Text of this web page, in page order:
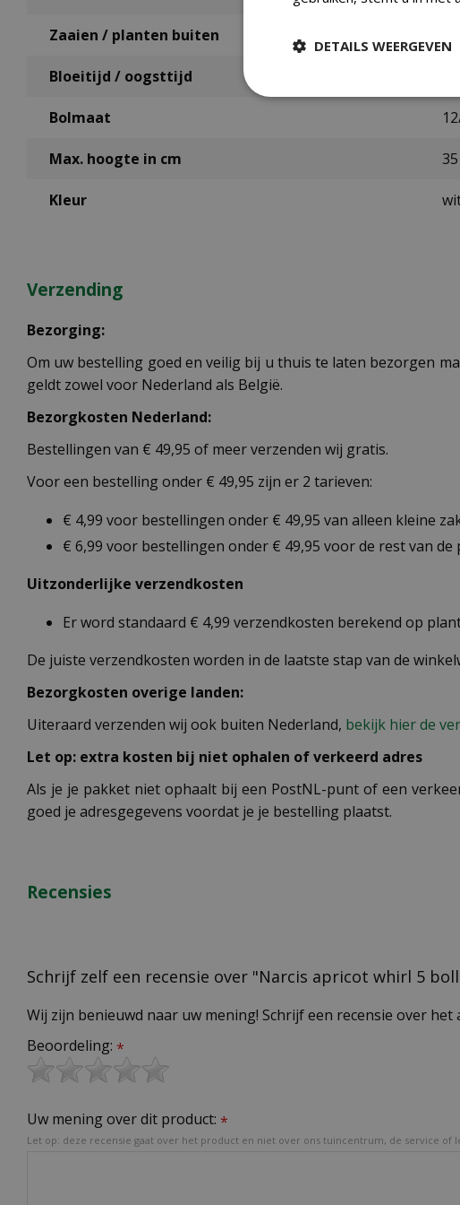
Zaaien / planten buiten
Bloeitijd / oogsttijd
Bolmaat
Max. hoogte in cm
Kleur
Verzending
Bezorging:
Om uw bestelling goed en veilig bij u thuis te laten bezorgen
geldt zowel voor Nederland als België.
Bezorgkosten Nederland:
Bestellingen van € 49,95 of meer verzenden wij gratis.
Voor een bestelling onder € 49,95 zijn er 2 tarieven:
€ 4,99 voor bestellingen onder € 49,95 van alleen kleine
€ 6,99 voor bestellingen onder € 49,95 voor de rest van
Uitzonderlijke verzendkosten
Er word standaard € 4,99 verzendkosten berekend op
De juiste verzendkosten worden in de laatste stap van de
Bezorgkosten overige landen:
Uiteraard verzenden wij ook buiten Nederland, bekijk hier de
Let op: extra kosten bij niet ophalen of verkeerd adres
Als je je pakket niet ophaalt bij een PostNL-punt of een
goed je adresgegevens voordat je je bestelling plaatst.
Recensies
Schrijf zelf een recensie over "Narcis apricot whirl 5
Wij zijn benieuwd naar uw mening! Schrijf een recensie over het
Beoordeling: *
Uw mening over dit product: *
Let op: deze recensie gaat over het product en niet over ons tuincentrum, de service
DETAILS WEERGEVEN